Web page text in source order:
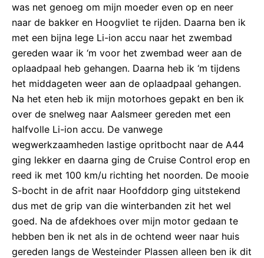
was net genoeg om mijn moeder even op en neer
naar de bakker en Hoogvliet te rijden. Daarna ben ik
met een bijna lege Li-ion accu naar het zwembad
gereden waar ik ‘m voor het zwembad weer aan de
oplaadpaal heb gehangen. Daarna heb ik ‘m tijdens
het middageten weer aan de oplaadpaal gehangen.
Na het eten heb ik mijn motorhoes gepakt en ben ik
over de snelweg naar Aalsmeer gereden met een
halfvolle Li-ion accu. De vanwege
wegwerkzaamheden lastige opritbocht naar de A44
ging lekker en daarna ging de Cruise Control erop en
reed ik met 100 km/u richting het noorden. De mooie
S-bocht in de afrit naar Hoofddorp ging uitstekend
dus met de grip van die winterbanden zit het wel
goed. Na de afdekhoes over mijn motor gedaan te
hebben ben ik net als in de ochtend weer naar huis
gereden langs de Westeinder Plassen alleen ben ik dit